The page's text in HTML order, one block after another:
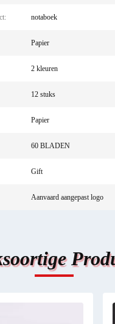
notaboek
Papier
2 kleuren
12 stuks
Papier
60 BLADEN
Gift
Aanvaard aangepast logo